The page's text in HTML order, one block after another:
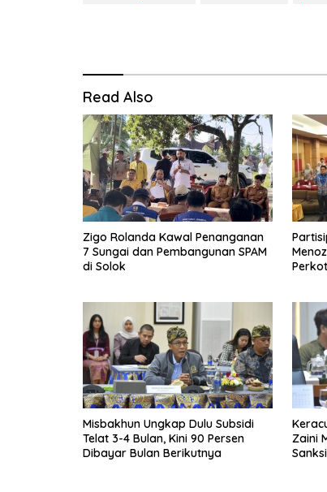
Read Also
Zigo Rolanda Kawal Penanganan
7 Sungai dan Pembangunan SPAM
di Solok
Misbakhun Ungkap Dulu Subsidi
Telat 3-4 Bulan, Kini 90 Persen
Dibayar Bulan Berikutnya
Zaini